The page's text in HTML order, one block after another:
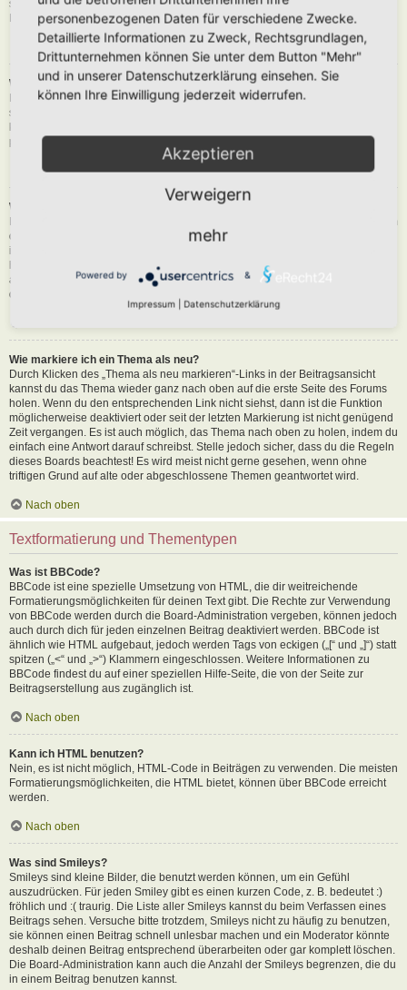
siehst du eine Schaltfläche in der Nähe des Beitrags, um diesen zu melden.
Du wirst dann durch die weiteren Schritte geführt.
Nach oben
Was bewirkt die „Speichern“-Schaltfläche beim Schreiben eines Beitrags?
Hiermit kannst du die geschriebene Entwürfe speichern und zu einem
späteren Zeitpunkt vervollständigen und absenden. Den gesicherten Beitrag
kannst du mit der Funktion „Gespeicherte Entwürfe verwalten“ in deinem
persönlichen Bereich erneut laden.
Nach oben
Warum muss mein Beitrag erst freigegeben werden?
Die Board-Administration kann entschieden haben, dass in dem Forum, in dem
du einen Beitrag erstellt hast, die Beiträge zuerst geprüft werden müssen. Es
ist auch möglich, dass die Administration dich zu einer Gruppe von Benutzern
hinzugefügt hat, bei denen sie die Beiträge erst begutachten möchte, bevor sie
auf der Seite sichtbar werden. Bitte kontaktiere die Board-Administration, wenn
du weitere Informationen dazu benötigst.
Wie markiere ich ein Thema als neu?
Durch Klicken des „Thema als neu markieren“-Links in der Beitragsansicht
kannst du das Thema wieder ganz nach oben auf die erste Seite des Forums
holen. Wenn du den entsprechenden Link nicht siehst, dann ist die Funktion
möglicherweise deaktiviert oder seit der letzten Markierung ist nicht genügend
Zeit vergangen. Es ist auch möglich, das Thema nach oben zu holen, indem du
einfach eine Antwort darauf schreibst. Stelle jedoch sicher, dass du die Regeln
dieses Boards beachtest! Es wird meist nicht gerne gesehen, wenn ohne
triftigen Grund auf alte oder abgeschlossene Themen geantwortet wird.
Nach oben
Textformatierung und Thementypen
Was ist BBCode?
BBCode ist eine spezielle Umsetzung von HTML, die dir weitreichende
Formatierungsmöglichkeiten für deinen Text gibt. Die Rechte zur Verwendung
von BBCode werden durch die Board-Administration vergeben, können jedoch
auch durch dich für jeden einzelnen Beitrag deaktiviert werden. BBCode ist
ähnlich wie HTML aufgebaut, jedoch werden Tags von eckigen („[“ und „]“) statt
spitzen („<“ und „>“) Klammern eingeschlossen. Weitere Informationen zu
BBCode findest du auf einer speziellen Hilfe-Seite, die von der Seite zur
Beitragserstellung aus zugänglich ist.
Nach oben
Kann ich HTML benutzen?
Nein, es ist nicht möglich, HTML-Code in Beiträgen zu verwenden. Die meisten
Formatierungsmöglichkeiten, die HTML bietet, können über BBCode erreicht
werden.
Nach oben
Was sind Smileys?
Smileys sind kleine Bilder, die benutzt werden können, um ein Gefühl
auszudrücken. Für jeden Smiley gibt es einen kurzen Code, z. B. bedeutet :)
fröhlich und :( traurig. Die Liste aller Smileys kannst du beim Verfassen eines
Beitrags sehen. Versuche bitte trotzdem, Smileys nicht zu häufig zu benutzen,
sie können einen Beitrag schnell unlesbar machen und ein Moderator könnte
deshalb deinen Beitrag entsprechend überarbeiten oder gar komplett löschen.
Die Board-Administration kann auch die Anzahl der Smileys begrenzen, die du
in einem Beitrag benutzen kannst.
personenbezogenen Daten für verschiedene Zwecke.
Detaillierte Informationen zu Zweck, Rechtsgrundlagen,
Drittunternehmen können Sie unter dem Button "Mehr"
und in unserer Datenschutzerklärung einsehen. Sie
können Ihre Einwilligung jederzeit widerrufen.
Akzeptieren
Verweigern
mehr
Powered by &
Impressum Datenschutzerklärung